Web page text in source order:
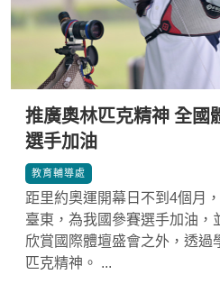
推廣奧林匹克精神 全國
選手加油
教育輔導處 *
距里約奧運開幕日不到4個月
臺東，為我國參賽選手加油，
欣賞國際體壇盛會之外，透過
匹克精神。 ...